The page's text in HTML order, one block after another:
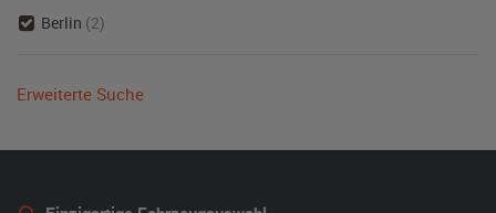
Berlin (2)
Erweiterte Suche